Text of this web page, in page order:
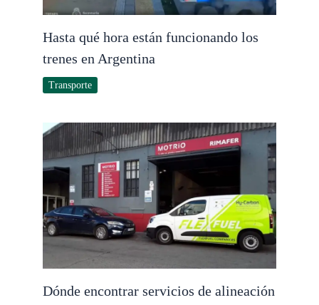
Hasta qué hora están funcionando los
trenes en Argentina
Transporte
Dónde encontrar servicios de alineación